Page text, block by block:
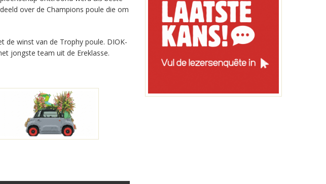
over de Champions poule die om
de winst van de Trophy poule. DIOK-
jongste team uit de Ereklasse.